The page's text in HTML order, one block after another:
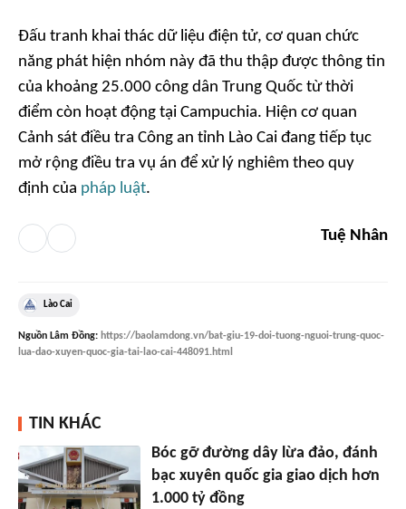
Đấu tranh khai thác dữ liệu điện tử, cơ quan chức
năng phát hiện nhóm này đã thu thập được thông tin
của khoảng 25.000 công dân Trung Quốc từ thời
điểm còn hoạt động tại Campuchia. Hiện cơ quan
Cảnh sát điều tra Công an tỉnh Lào Cai đang tiếp tục
mở rộng điều tra vụ án để xử lý nghiêm theo quy
định của pháp luật.
Tuệ Nhân
Lào Cai
Nguồn Lâm Đồng: https://baolamdong.vn/bat-giu-19-doi-tuong-nguoi-trung-quoc-
lua-dao-xuyen-quoc-gia-tai-lao-cai-448091.html
TIN KHÁC
Bóc gỡ đường dây lừa đảo, đánh
bạc xuyên quốc gia giao dịch hơn
1.000 tỷ đồng